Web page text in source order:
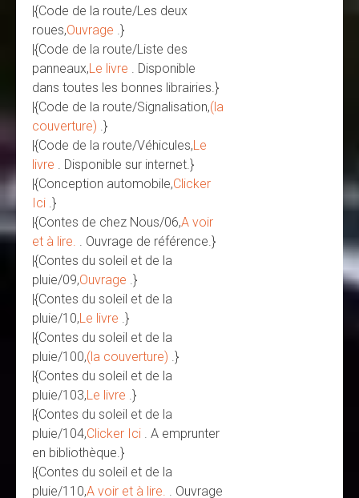
|{Code de la route/Les deux
roues,Ouvrage .}
|{Code de la route/Liste des
panneaux,Le livre
. Disponible
dans toutes les bonnes librairies.}
|{Code de la route/Signalisation,(la
couverture) .}
|{Code de la route/Véhicules,Le
livre
. Disponible sur internet.}
|{Conception automobile,Clicker
Ici .}
|{Contes de chez Nous/06,A voir
et à lire.
. Ouvrage de référence.}
|{Contes du soleil et de la
pluie/09,Ouvrage .}
|{Contes du soleil et de la
pluie/10,Le livre .}
|{Contes du soleil et de la
pluie/100,(la couverture) .}
|{Contes du soleil et de la
pluie/103,Le livre .}
|{Contes du soleil et de la
pluie/104,Clicker Ici
. A emprunter
en bibliothèque.}
|{Contes du soleil et de la
pluie/110,A voir et à lire. . Ouvrage